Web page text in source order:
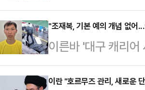
'험지' 출마 의지를
쏠리고 있다. 추미
될 예정인 지역구를
성이 구체화하는 분
국립3·15민주묘지
"조재복, 기본 예의 개념 없어
이른바 '대구 캐리
로 사건을 봐서는
성 순천향대 경찰행
이란 "호르무즈 관리, 새로운